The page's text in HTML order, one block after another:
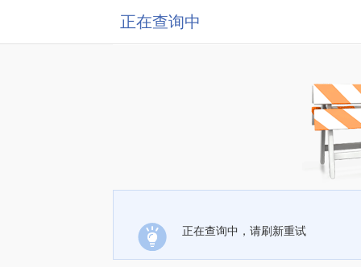
正在查询中
正在查询中，请刷新重试